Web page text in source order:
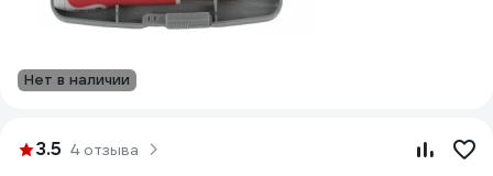
Нет в наличии
3.5 4 отзыва